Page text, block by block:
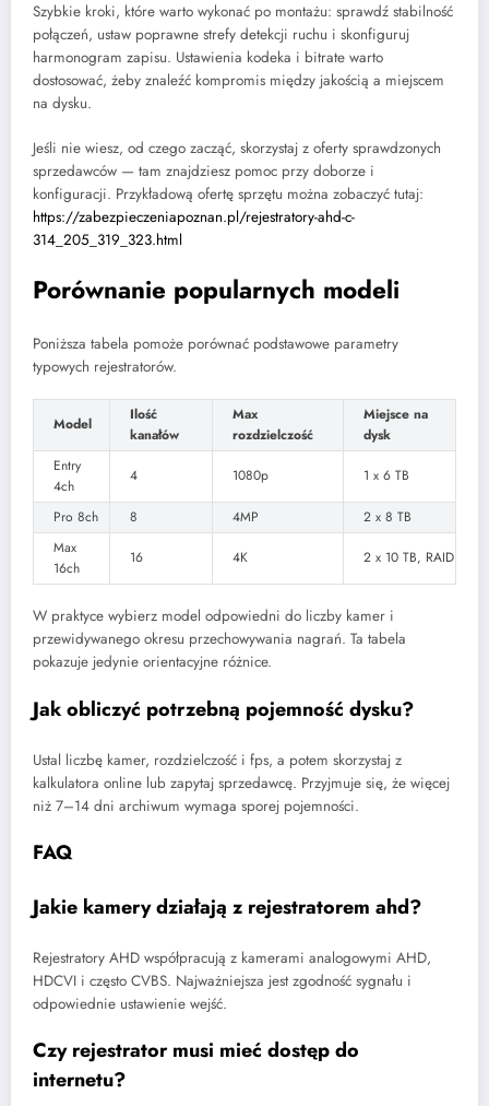
Szybkie kroki, które warto wykonać po montażu: sprawdź stabilność
połączeń, ustaw poprawne strefy detekcji ruchu i skonfiguruj
harmonogram zapisu. Ustawienia kodeka i bitrate warto
dostosować, żeby znaleźć kompromis między jakością a miejscem
na dysku.
Jeśli nie wiesz, od czego zacząć, skorzystaj z oferty sprawdzonych
sprzedawców — tam znajdziesz pomoc przy doborze i
konfiguracji. Przykładową ofertę sprzętu można zobaczyć tutaj:
https://zabezpieczeniapoznan.pl/rejestratory-ahd-c-
314_205_319_323.html
Porównanie popularnych modeli
Poniższa tabela pomoże porównać podstawowe parametry
typowych rejestratorów.
Model
Ilość
kanałów
Max
rozdzielczość
Miejsce na
dysk
Entry
4ch
4 1080p 1 x 6 TB
Pro 8ch 8 4MP
2 x 8 TB
Max
16ch
16 4K 2 x 10 TB, RAID
W praktyce wybierz model odpowiedni do liczby kamer i
przewidywanego okresu przechowywania nagrań. Ta tabela
pokazuje jedynie orientacyjne różnice.
Jak obliczyć potrzebną pojemność dysku?
Ustal liczbę kamer, rozdzielczość i fps, a potem skorzystaj z
kalkulatora online lub zapytaj sprzedawcę. Przyjmuje się, że więcej
niż 7–14 dni archiwum wymaga sporej pojemności.
FAQ
Jakie kamery działają z rejestratorem ahd?
Rejestratory AHD współpracują z kamerami analogowymi AHD,
HDCVI i często CVBS. Najważniejsza jest zgodność sygnału i
odpowiednie ustawienie wejść.
Czy rejestrator musi mieć dostęp do
internetu?